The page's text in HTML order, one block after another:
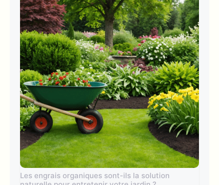
Les engrais organiques sont-ils la solution